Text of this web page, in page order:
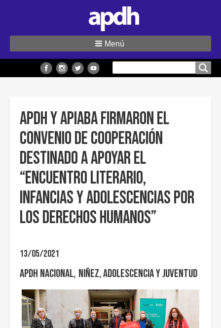
sitio
Menú
APDH y APIABA firmaron el
convenio de cooperación
destinado a apoyar el
“Encuentro Literario,
Infancias y Adolescencias por
los Derechos Humanos”
13/05/2021
APDH Nacional Niñez, adolescencia y Juventud